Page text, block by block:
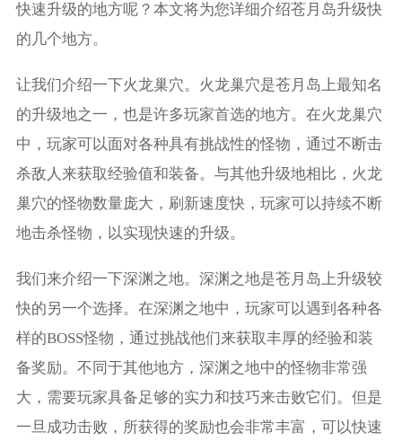
快速升级的地方呢？本文将为您详细介绍苍月岛升级快
的几个地方。
让我们介绍一下火龙巢穴。火龙巢穴是苍月岛上最知名
的升级地之一，也是许多玩家首选的地方。在火龙巢穴
中，玩家可以面对各种具有挑战性的怪物，通过不断击
杀敌人来获取经验值和装备。与其他升级地相比，火龙
巢穴的怪物数量庞大，刷新速度快，玩家可以持续不断
地击杀怪物，以实现快速的升级。
我们来介绍一下深渊之地。深渊之地是苍月岛上升级较
快的另一个选择。在深渊之地中，玩家可以遇到各种各
样的BOSS怪物，通过挑战他们来获取丰厚的经验和装
备奖励。不同于其他地方，深渊之地中的怪物非常强
大，需要玩家具备足够的实力和技巧来击败它们。但是
一旦成功击败，所获得的奖励也会非常丰富，可以快速